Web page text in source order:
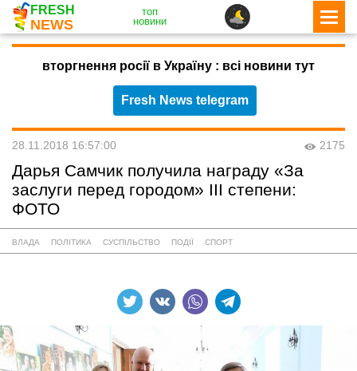
FRESH
NEWS
топ
новини
вторгнення росії в Україну : всі новини тут
Fresh News telegram
28.11.2018 16:57:00 2175
Дарья Самчик получила награду «За
заслуги перед городом» III степени:
ФОТО
ВЛАДА ПОЛІТИКА СУСПІЛЬСТВО ПОДІЇ СПОРТ